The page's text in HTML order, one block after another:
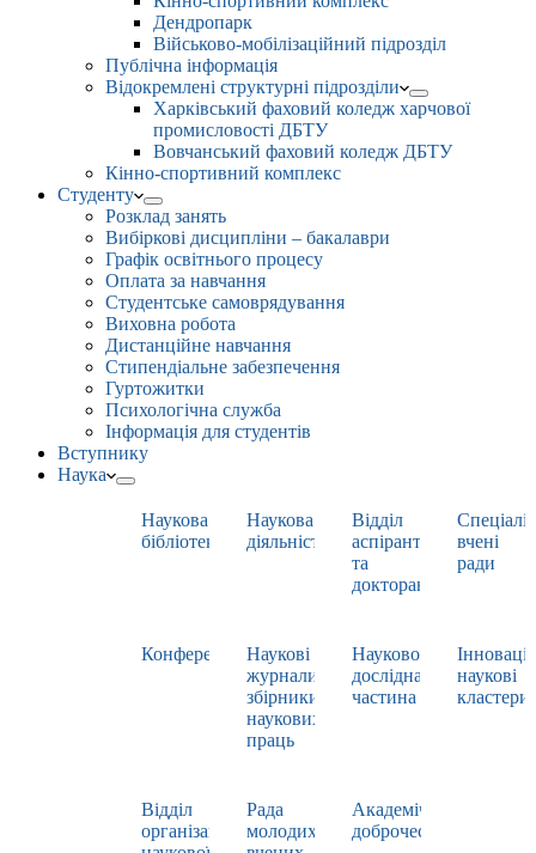
Дендропарк
Військово-мобілізаційний підрозділ
Публічна інформація
Відокремлені структурні підрозділи
Харківський фаховий коледж харчової
промисловості ДБТУ
Вовчанський фаховий коледж ДБТУ
Кінно-спортивний комплекс
Студенту
Розклад занять
Вибіркові дисципліни – бакалаври
Графік освітнього процесу
Оплата за навчання
Студентське самоврядування
Виховна робота
Дистанційне навчання
Стипендіальне забезпечення
Гуртожитки
Психологічна служба
Інформація для студентів
Вступнику
Наука
Наукова
бібліотека
Наукова
діяльність
Відділ
аспірантури
та
докторантури
вчені
ради
Конференції
Наукові
журнали,
збірники
наукових
праць
Науково-
дослідна
частина
наукові
кластери
Відділ
організації
Рада
молодих
Академічна
доброчесність